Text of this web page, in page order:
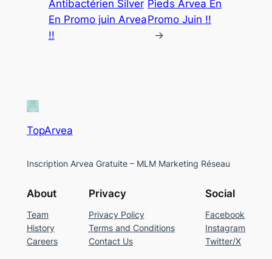
Antibactérien Silver
En Promo juin Arvea
!!
Pieds Arvea En
Promo Juin !!
→
TopArvea
Inscription Arvea Gratuite – MLM Marketing Réseau
About
Team
History
Careers
Privacy
Privacy Policy
Terms and Conditions
Contact Us
Social
Facebook
Instagram
Twitter/X